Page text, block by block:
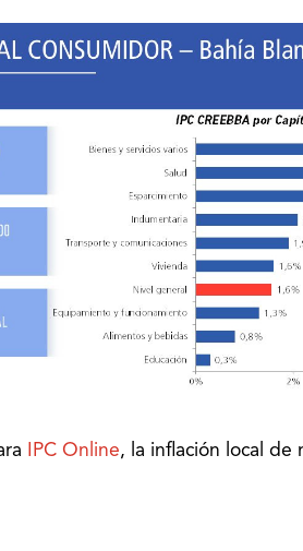
IPC Online, la inflación local de